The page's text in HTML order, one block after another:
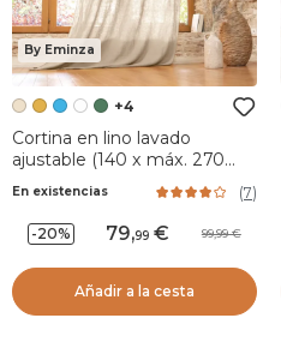
By Eminza
+4
Cortina en lino lavado
ajustable (140 x máx. 270
cm) Louise Beige
En existencias (7)
-20% 79,99 99,99
Añadir a la cesta